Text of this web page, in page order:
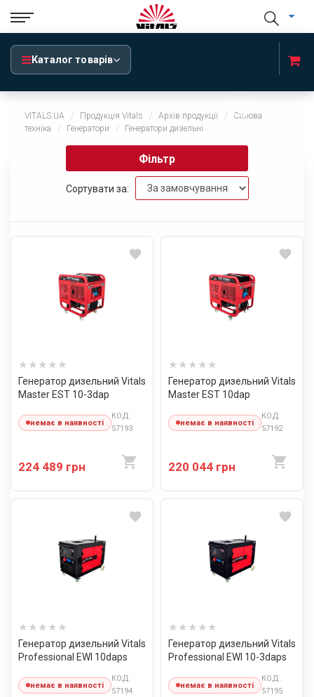
Каталог товарів
VITALS.UA Продукція Vitals Архів продукції
Силова
техніка
Генератори Генератори дизельні
x
Фільтр
Сортувати за:
Генератор дизельний Vitals
Master EST 10-3dap
немає в наявності
КОД:
57193
224 489 грн
Генератор дизельний Vitals
Master EST 10dap
немає в наявності
КОД:
57192
220 044 грн
Генератор дизельний Vitals
Professional EWI 10daps
немає в наявності
КОД:
57194
Генератор дизельний Vitals
Professional EWI 10-3daps
немає в наявності
КОД:
57195